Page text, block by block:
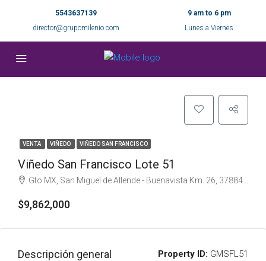
5543637139
director@grupomilenio.com
9 am to 6 pm
Lunes a Viernes
VENTA VIÑEDO VIÑEDO SAN FRANCISCO
Viñedo San Francisco Lote 51
Gto MX, San Miguel de Allende - Buenavista Km. 26, 37884 San Miguel de Allende, Gto., México
$9,862,000
Descripción general Property ID: GMSFL51